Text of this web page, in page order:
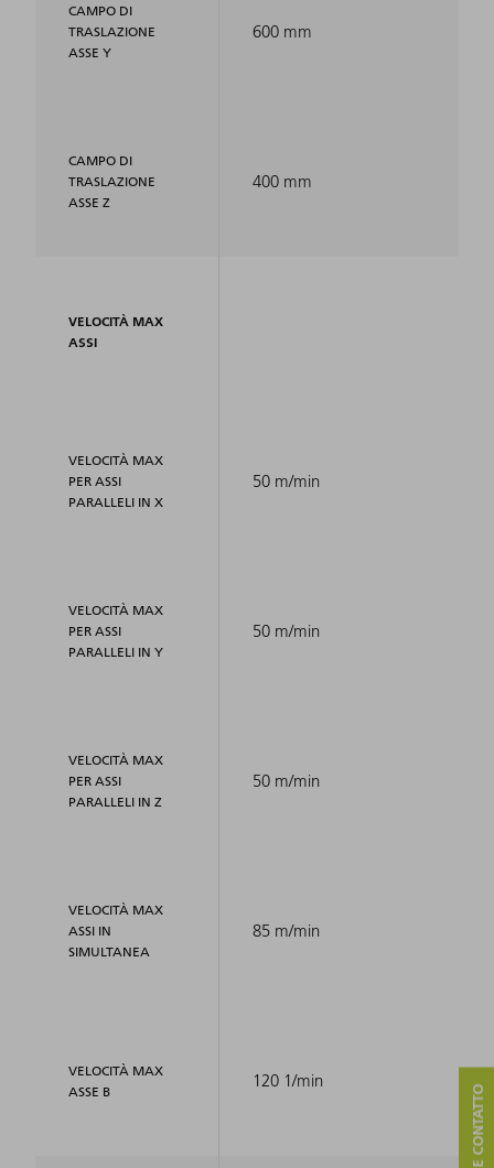
CAMPO DI
TRASLAZIONE
ASSE Y
CAMPO DI
TRASLAZIONE
ASSE Z
VELOCITÀ MAX
ASSI
VELOCITÀ MAX
PER ASSI
PARALLELI IN X
VELOCITÀ MAX
PER ASSI
PARALLELI IN Y
VELOCITÀ MAX
PER ASSI
PARALLELI IN Z
VELOCITÀ MAX
ASSI IN
SIMULTANEA
VELOCITÀ MAX
ASSE B
600 mm
400 mm
50 m/min
50 m/min
50 m/min
85 m/min
120 1/min